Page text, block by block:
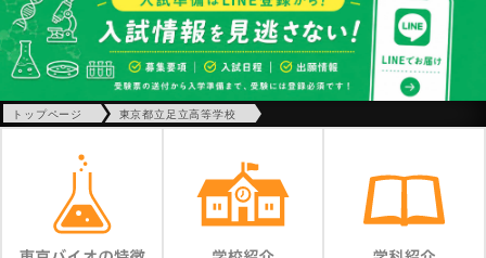
トップページ 東京都立足立高等学校